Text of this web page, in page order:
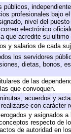
profesionales bajo
nivel del
electrónico
que acredite su ultimo
y salarios de cada
los servidores
dietas, bonos,
de las
que convoquen.
acuerdos y
con carácter
y asignados
respecto de
de autoridad en